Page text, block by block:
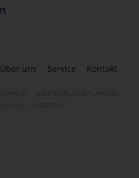
Über uns Service Kontakt